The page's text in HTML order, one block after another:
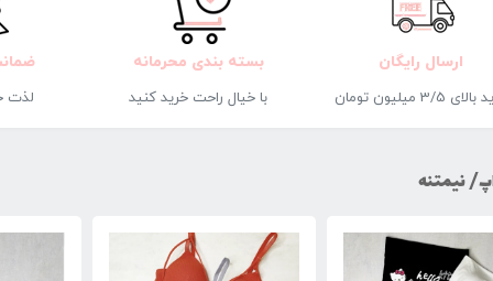
کیتی
ست ورزشی زنانه سیملس لگ و نیم
تنه قهرمانی
ارسال رایگان
3/5 میلیون تومان
بسته بندی محرمانه
با خیال راحت خرید کنید لذت
نیمتنه